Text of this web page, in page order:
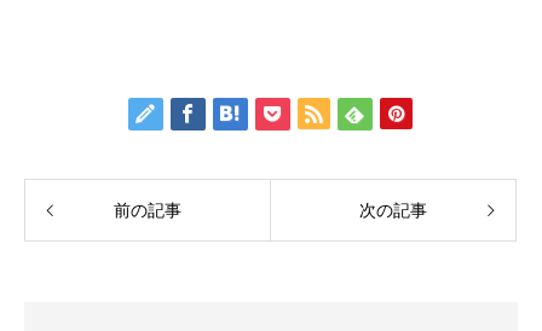
前の記事 次の記事